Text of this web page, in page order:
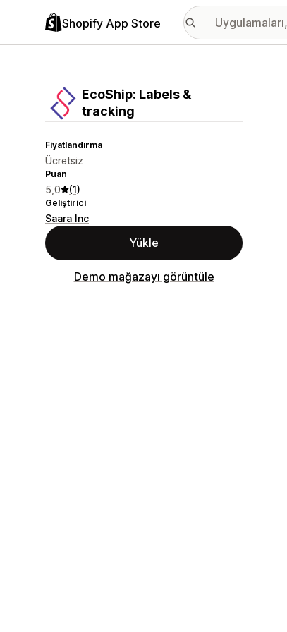
Shopify App Store
EcoShip: Labels &
tracking
Fiyatlandırma
Ücretsiz
Puan
5,0 (1)
Geliştirici
Saara Inc
Yükle
Demo mağazayı görüntüle